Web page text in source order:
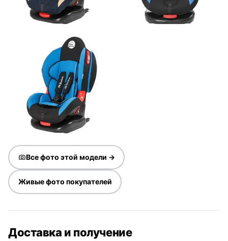
Все фото этой модели →
Живые фото покупателей
Доставка и получение